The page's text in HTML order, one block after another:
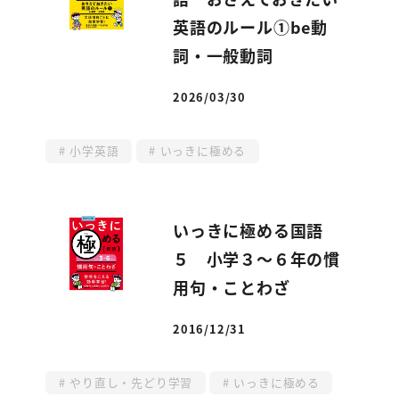
英語のルール①be動
詞・一般動詞
投稿日
2026/03/30
小学英語 いっきに極める
いっきに極める国語
５ 小学３～６年の慣
用句・ことわざ
投稿日
2016/12/31
やり直し・先どり学習 いっきに極める